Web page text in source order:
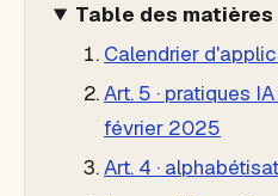
Table des matières
Calendrier
Art. 5 · pratiques
février 2025
Art. 4 ·